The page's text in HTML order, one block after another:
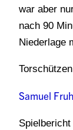
war aber
nach 90
Niederlage
Samuel